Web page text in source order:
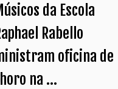
da Escola
Rabello
oficina de
na ...